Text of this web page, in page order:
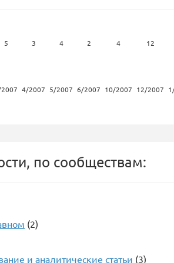
5 3
4/2007
4
5/2007
2
6/2007
4
10/2007
12
12/2007
по сообществам:
(2)
и аналитические статьи (3)